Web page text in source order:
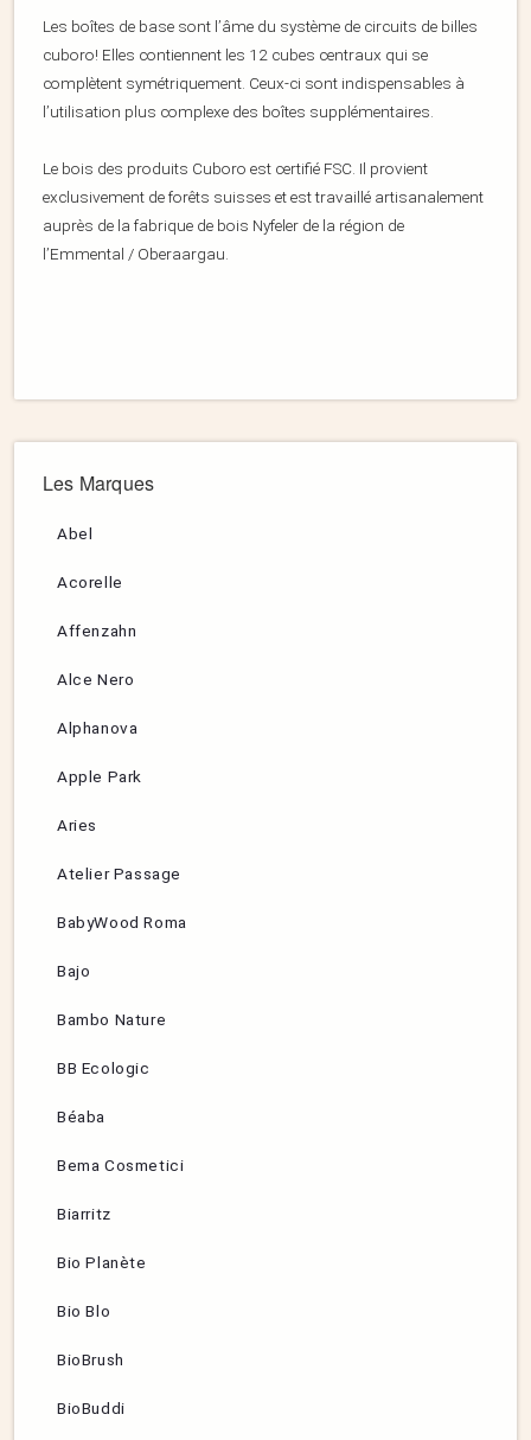
Les boîtes de base sont l’âme du système de circuits de billes
cuboro! Elles contiennent les 12 cubes centraux qui se
complètent symétriquement. Ceux-ci sont indispensables à
l’utilisation plus complexe des boîtes supplémentaires.
Le bois des produits Cuboro est certifié FSC. Il provient
exclusivement de forêts suisses et est travaillé artisanalement
auprès de la fabrique de bois Nyfeler de la région de
l’Emmental / Oberaargau.
Les Marques
Abel
Acorelle
Affenzahn
Alce Nero
Alphanova
Apple Park
Aries
Atelier Passage
BabyWood Roma
Bajo
Bambo Nature
BB Ecologic
Béaba
Bema Cosmetici
Biarritz
Bio Planète
Bio Blo
BioBrush
BioBuddi